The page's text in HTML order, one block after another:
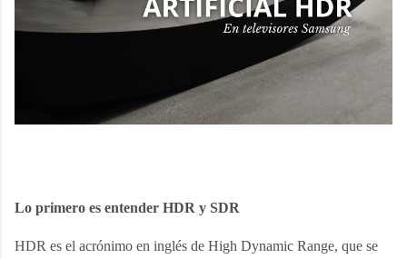
Lo primero es entender HDR y SDR
HDR es el acrónimo en inglés de High Dynamic Range, que se